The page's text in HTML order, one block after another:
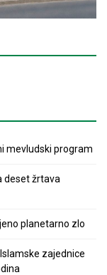
mevludski program
deset žrtava
planetarno zlo
zajednice